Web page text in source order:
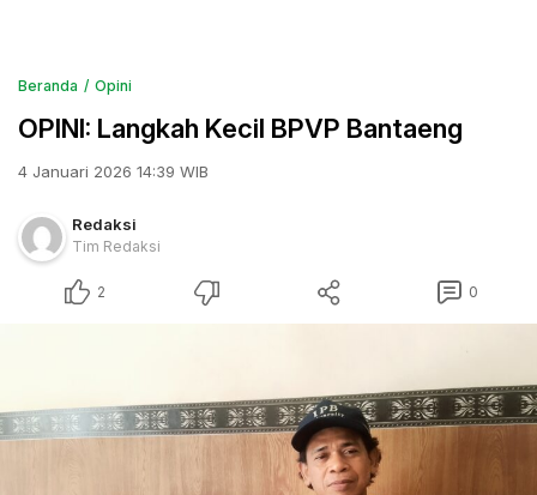
Beranda Opini
OPINI: Langkah Kecil BPVP Bantaeng
4 Januari 2026 14:39 WIB
Redaksi
Tim Redaksi
2 0